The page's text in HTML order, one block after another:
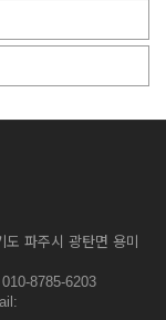
파주시 광탄면 용미
8785-6203